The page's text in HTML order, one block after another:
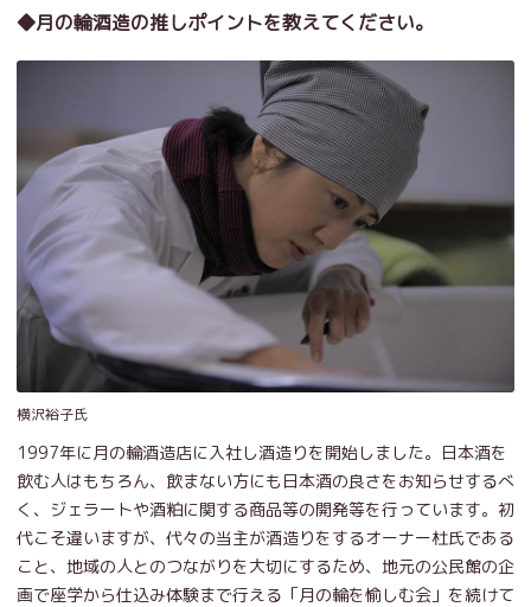
◆月の輪酒造の推しポイントを教えてください。
横沢裕子氏
1997年に月の輪酒造店に入社し酒造りを開始しました。日本酒を
飲む人はもちろん、飲まない方にも日本酒の良さをお知らせするべ
く、ジェラートや酒粕に関する商品等の開発等を行っています。初
代こそ違いますが、代々の当主が酒造りをするオーナー杜氏である
こと、地域の人とのつながりを大切にするため、地元の公民館の企
画で座学から仕込み体験まで行える「月の輪を愉しむ会」を続けて